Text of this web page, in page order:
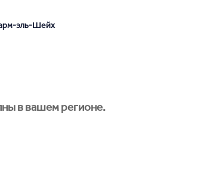
эль-Шейх
в вашем регионе.